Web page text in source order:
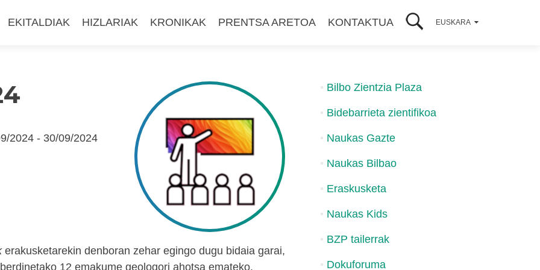
EKITALDIAK HIZLARIAK KRONIKAK PRENTSA ARETOA KONTAKTUA EUSKARA
2024 - 30/09/2024
erakusketarekin denboran zehar egingo dugu bidaia garai,
12 emakume geologori ahotsa emateko,
Bilbo Zientzia Plaza
Bidebarrieta zientifikoa
Naukas Gazte
Naukas Bilbao
Eraskusketa
Naukas Kids
BZP tailerrak
Dokuforuma